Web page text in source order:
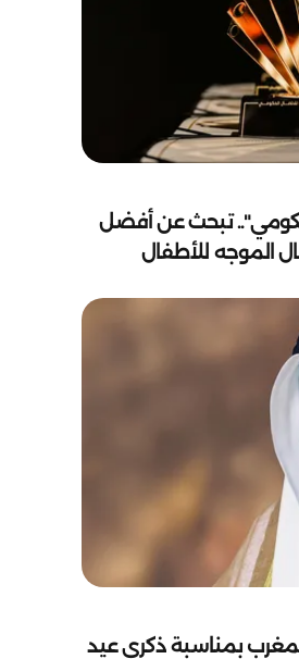
تبحث عن أفضل
الموجه للأطفال
بمناسبة ذكرى عيد